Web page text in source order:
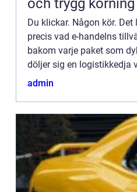
och trygg körning
Du klickar. Någon kör.
precis vad e-handelns
bakom varje paket som
döljer sig en logistikkedja
admin